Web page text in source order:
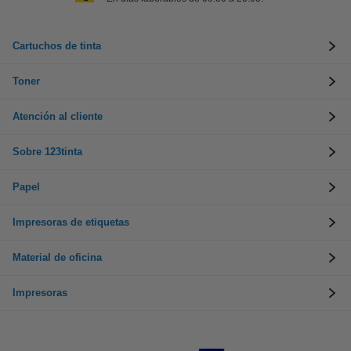
Cartuchos de tinta
Toner
Atención al cliente
Sobre 123tinta
Papel
Impresoras de etiquetas
Material de oficina
Impresoras